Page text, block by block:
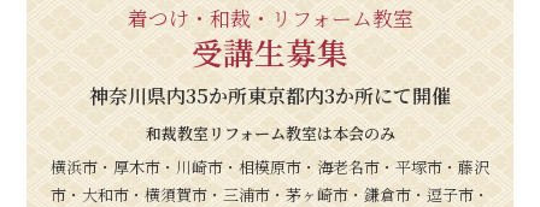
着つけ・和裁・リフォーム教室
受講生募集
神奈川県内35か所東京都内3か所にて開催
和裁教室リフォーム教室は本会のみ
横浜市・厚木市・川崎市・相模原市・海老名市・平塚市・藤沢
市・大和市・横須賀市・三浦市・茅ヶ崎市・鎌倉市・逗子市・